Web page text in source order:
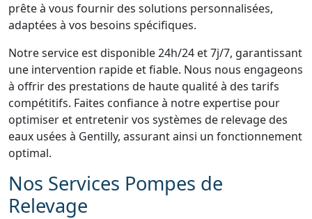
prête à vous fournir des solutions personnalisées,
adaptées à vos besoins spécifiques.
Notre service est disponible 24h/24 et 7j/7, garantissant
une intervention rapide et fiable. Nous nous engageons
à offrir des prestations de haute qualité à des tarifs
compétitifs. Faites confiance à notre expertise pour
optimiser et entretenir vos systèmes de relevage des
eaux usées à Gentilly, assurant ainsi un fonctionnement
optimal.
Nos Services Pompes de
Relevage